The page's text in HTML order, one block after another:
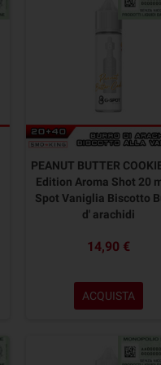
PEANUT BUTTER
Edition Aroma Shot 20
Spot Vaniglia Biscotto
d' arachidi
14,90 €
ACQUISTA